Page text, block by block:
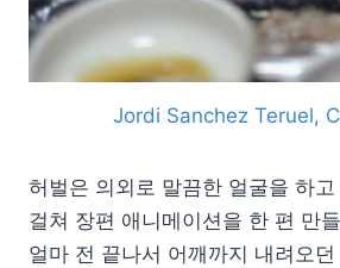
Jordi Sanchez Teruel,
허벌은 의외로 말끔한 얼굴을 하
걸쳐 장편 애니메이션을 한 편 만
얼마 전 끝나서 어깨까지 내려오